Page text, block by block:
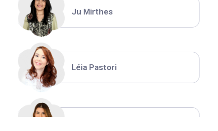
Ju Mirthes
Léia Pastori